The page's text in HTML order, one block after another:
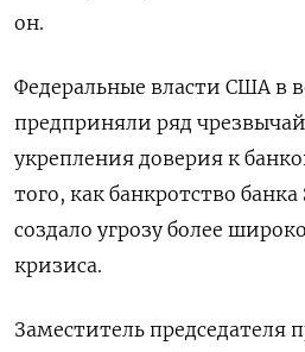
он.
Федеральные власти США в
предприняли ряд
укрепления доверия к
того, как банкротство
создало угрозу более
кризиса.
Заместитель председателя